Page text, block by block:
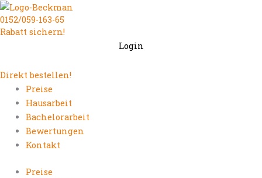
Zum
Inhalt
springen
0152/059-163-65
Rabatt sichern!
Login
Direkt bestellen!
Preise
Hausarbeit
Bachelorarbeit
Bewertungen
Kontakt
Preise